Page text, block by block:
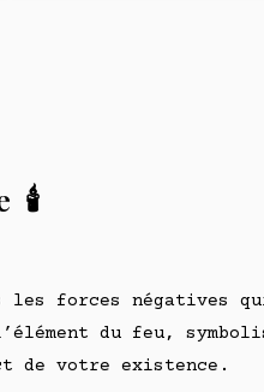
🕯️
les forces négatives
du feu,
de votre existence.